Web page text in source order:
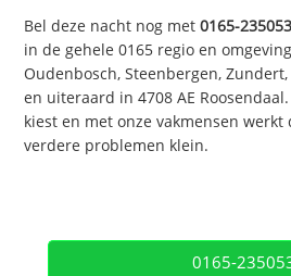
Bel deze nacht nog met0165-235053
in de gehele 0165 regio en
Oudenbosch, Steenbergen,
en uiteraard in 4708 AE
kiest en met onze vakmensen werkt
verdere problemen klein.
0165-